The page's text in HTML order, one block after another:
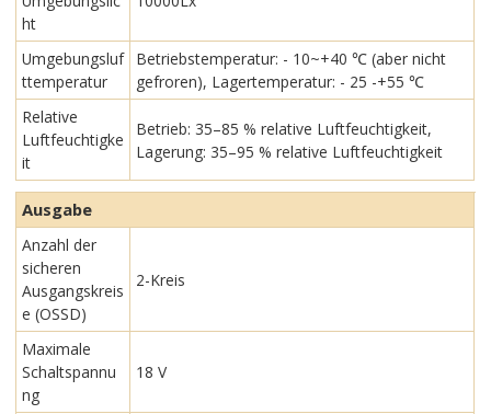
ht
Umgebungsluf
ttemperatur
Betriebstemperatur: - 10~+40 ℃ (aber nicht
gefroren), Lagertemperatur: - 25 -+55 ℃
Relative
Luftfeuchtigke
it
Betrieb: 35–85 % relative Luftfeuchtigkeit,
Lagerung: 35–95 % relative Luftfeuchtigkeit
Ausgabe
Anzahl der
sicheren
Ausgangskreis
e (OSSD)
2-Kreis
Maximale
Schaltspannu
ng
18 V